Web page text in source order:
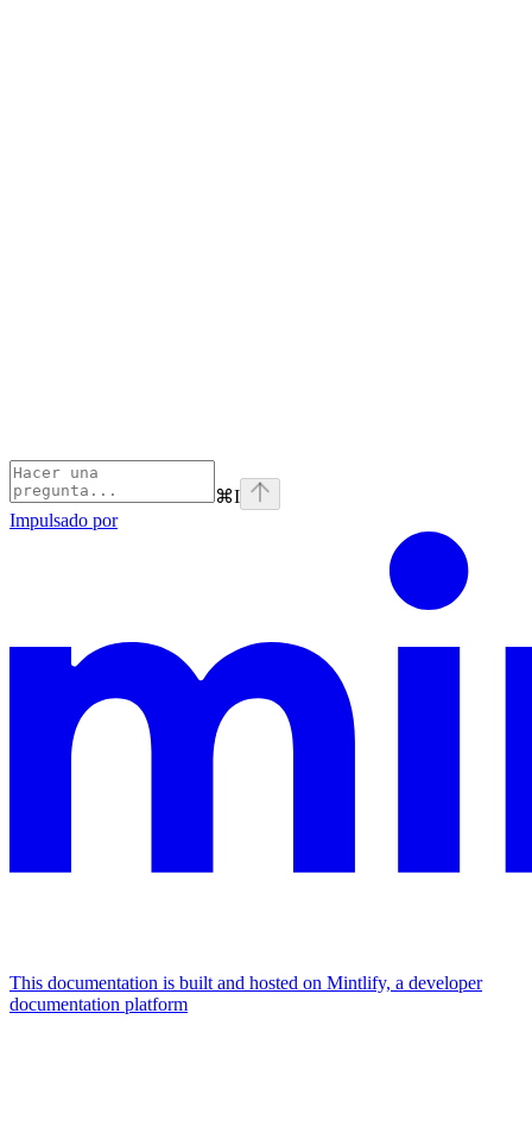
⌘I
Impulsado por
This documentation is built and hosted on Mintlify, a developer
documentation platform